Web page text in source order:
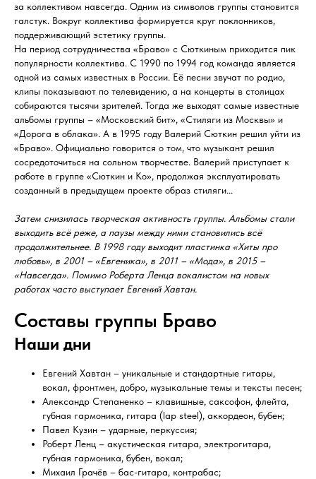
за коллективом навсегда. Одним из символов группы становится
галстук. Вокруг коллектива формируется круг поклонников,
поддерживающий эстетику группы.
На период сотрудничества «Браво» с Сюткиным приходится пик
популярности коллектива. С 1990 по 1994 год команда является
одной из самых известных в России. Её песни звучат по радио,
клипы показывают по телевидению, а на концерты в столицах
собираются тысячи зрителей. Тогда же выходят самые известные
альбомы группы – «Московский бит», «Стиляги из Москвы» и
«Дорога в облака». А в 1995 году Валерий Сюткин решил уйти из
«Браво». Официально говорится о том, что музыкант решил
сосредоточиться на сольном творчестве. Валерий приступает к
работе в группе «Сюткин и Ко», продолжая эксплуатировать
созданный в предыдущем проекте образ стиляги...
Затем снизилась творческая активность группы. Альбомы стали
выходить всё реже, а паузы между ними становились всё
продолжительнее. В 1998 году выходит пластинка «Хиты про
любовь», в 2001 – «Евгеника», в 2011 – «Мода», в 2015 –
«Навсегда». Помимо Роберта Ленца вокалистом на новых
работах часто выступает Евгений Хавтан.
Составы группы Браво
Наши дни
Евгений Хавтан – уникальные и стандартные гитары,
вокал, фронтмен, добро, музыкальные темы и тексты песен;
Александр Степаненко – клавишные, саксофон, флейта,
губная гармоника, гитара (lap steel), аккордеон, бубен;
Павел Кузин – ударные, перкуссия;
Роберт Ленц – акустическая гитара, электрогитара,
губная гармоника, бубен, вокал;
Михаил Грачёв – бас-гитара, контрабас;